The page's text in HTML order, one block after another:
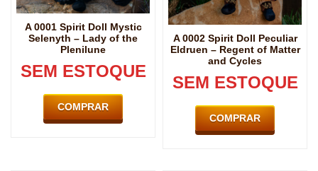
A 0001 Spirit Doll Mystic
Selenyth – Lady of the
Plenilune
SEM ESTOQUE
COMPRAR
A 0002 Spirit Doll Peculiar
Eldruen – Regent of Matter
and Cycles
SEM ESTOQUE
COMPRAR